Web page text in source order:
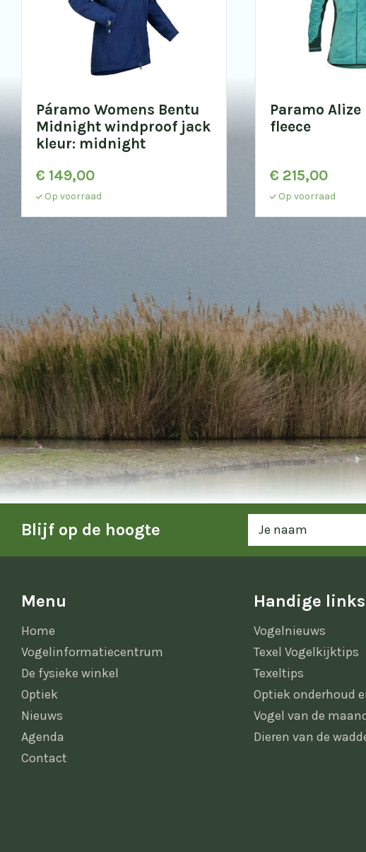
Páramo Womens Bentu
Midnight windproof jack
kleur: midnight
€ 149,00
Op voorraad
Paramo Alize
fleece
€ 215,00
Op voorraad
Blijf op de hoogte
Menu
Home
Vogelinformatiecentrum
De fysieke winkel
Optiek
Nieuws
Agenda
Contact
Handige links
Vogelnieuws
Texel Vogelkijktips
Texeltips
Optiek onderhoud
Vogel van de
Dieren van de